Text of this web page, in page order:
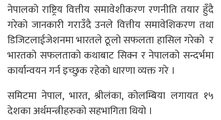
नेपालको राष्ट्रिय वित्तीय समावेशीकरण रणनीति तयार हुँदै
गरेको जानकारी गराउँदै उनले वित्तीय समावेशिकरण तथा
डिजिटलाईजेशनमा भारतले ठूलो सफलता हासिल गरेको र
भारतको सफलताको कथाबाट सिक्न र नेपालको सन्दर्भमा
कार्यान्वयन गर्न इच्छुक रहेको धारणा व्यक्त गरे ।
समिटमा नेपाल, भारत, श्रीलंका, कोलम्बिया लगायत १५
देशका अर्थमन्त्रीहरुको सहभागिता थियो ।